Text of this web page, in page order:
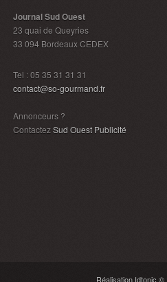
Journal Sud Ouest
23 quai de Queyries
33 094 Bordeaux CEDEX
Tel : 05 35 31 31 31
contact@so-gourmand.fr
Annonceurs ?
ContactezSud Ouest Publicité
Réalisation Idtonic ©